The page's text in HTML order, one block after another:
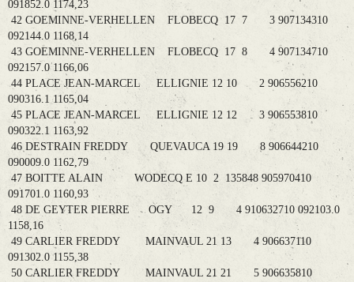
091852.0 1174,23
42 GOEMINNE-VERHELLEN FLOBECQ 17 7 3 907134310
092144.0 1168,14
43 GOEMINNE-VERHELLEN FLOBECQ 17 8 4 907134710
092157.0 1166,06
44 PLACE JEAN-MARCEL ELLIGNIE 12 10 2 906556210
090316.1 1165,04
45 PLACE JEAN-MARCEL ELLIGNIE 12 12 3 906553810
090322.1 1163,92
46 DESTRAIN FREDDY QUEVAUCA 19 19 8 906644210
090009.0 1162,79
47 BOITTE ALAIN WODECQ E 10 2 135848 905970410
091701.0 1160,93
48 DE GEYTER PIERRE OGY 12 9 4 910632710 092103.0
1158,16
49 CARLIER FREDDY MAINVAUL 21 13 4 906637110
091302.0 1155,38
50 CARLIER FREDDY MAINVAUL 21 21 5 906635810